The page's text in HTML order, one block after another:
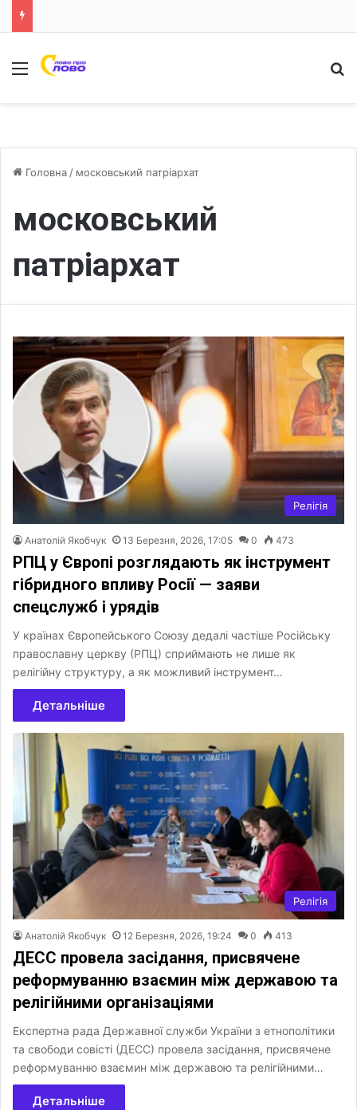
Меню
Головна / московський патріархат
московський
патріархат
Релігія
Анатолій Якобчук 13 Березня, 2026, 17:05 0 473
РПЦ у Європі розглядають як інструмент
гібридного впливу Росії — заяви
спецслужб і урядів
У країнах Європейського Союзу дедалі частіше Російську
православну церкву (РПЦ) сприймають не лише як
релігійну структуру, а як можливий інструмент…
Детальніше
Релігія
Анатолій Якобчук 12 Березня, 2026, 19:24 0 413
ДЕСС провела засідання, присвячене
реформуванню взаємин між державою та
релігійними організаціями
Експертна рада Державної служби України з етнополітики
та свободи совісті (ДЕСС) провела засідання, присвячене
реформуванню взаємин між державою та релігійними…
Детальніше